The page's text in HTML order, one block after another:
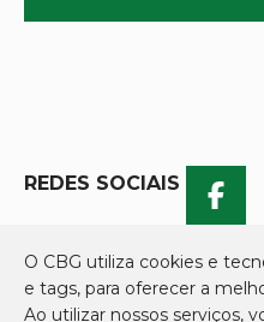
REDES SOCIAIS
O CBG utiliza cookies e
e tags, para oferecer a
Ao utilizar nossos serviços,